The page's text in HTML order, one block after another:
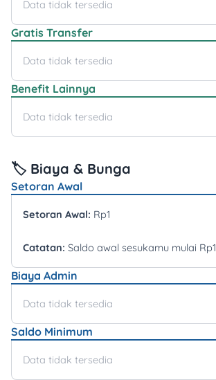
Data tidak tersedia
Gratis Transfer
Data tidak tersedia
Benefit Lainnya
Data tidak tersedia
🏷️ Biaya & Bunga
Setoran Awal
Setoran Awal: Rp1
Catatan: Saldo awal sesukamu mulai Rp1
Biaya Admin
Data tidak tersedia
Saldo Minimum
Data tidak tersedia